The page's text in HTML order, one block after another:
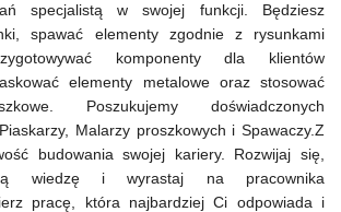
specjalistą w swojej funkcji. Będziesz
spawać elementy zgodnie z rysunkami
komponenty dla klientów
elementy metalowe oraz stosować
Poszukujemy doświadczonych
Malarzy proszkowych i Spawaczy.Z
budowania swojej kariery. Rozwijaj się,
wiedzę i wyrastaj na pracownika
pracę, która najbardziej Ci odpowiada i